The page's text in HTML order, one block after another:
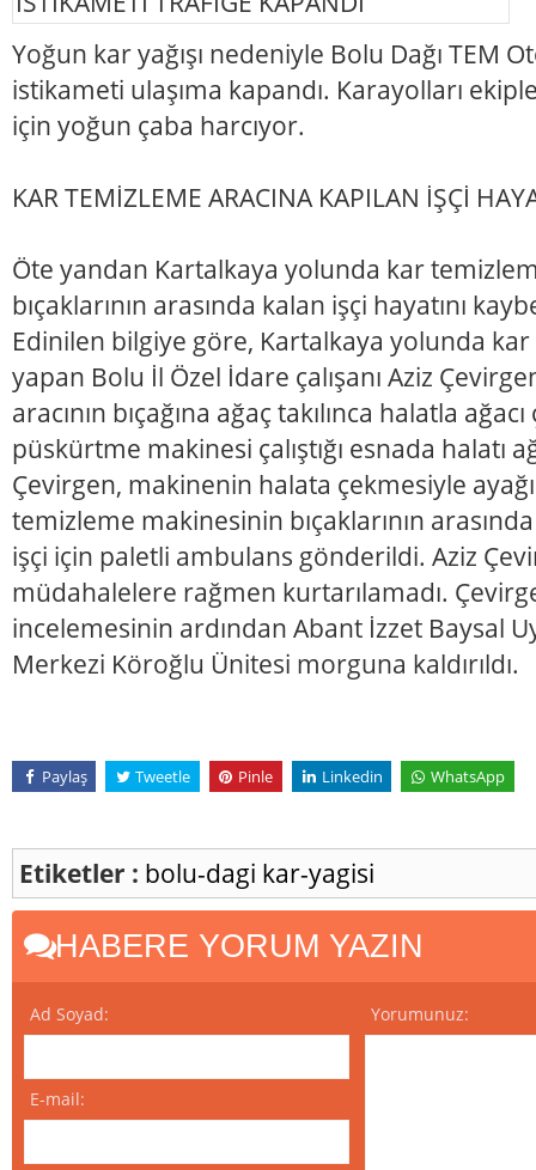
Yoğun kar yağışı nedeniyle Bolu Dağı TEM
istikameti ulaşıma kapandı. Karayolları
için yoğun çaba harcıyor.
KAR TEMİZLEME ARACINA KAPILAN İŞÇİ
Öte yandan Kartalkaya yolunda kar
bıçaklarının arasında kalan işçi hayatını
Edinilen bilgiye göre, Kartalkaya yolunda kar
yapan Bolu İl Özel İdare çalışanı Aziz
aracının bıçağına ağaç takılınca halatla
püskürtme makinesi çalıştığı esnada halatı
Çevirgen, makinenin halata çekmesiyle
temizleme makinesinin bıçaklarının
işçi için paletli ambulans gönderildi. Aziz
müdahalelere rağmen kurtarılamadı.
incelemesinin ardından Abant İzzet Baysal
Merkezi Köroğlu Ünitesi morguna kaldırıldı.
Paylaş Tweetle Pinle Linkedin WhatsApp
Etiketler : bolu-dagi kar-yagisi
HABERE YORUM YAZIN
Ad Soyad:
E-mail:
Yorumunuz: